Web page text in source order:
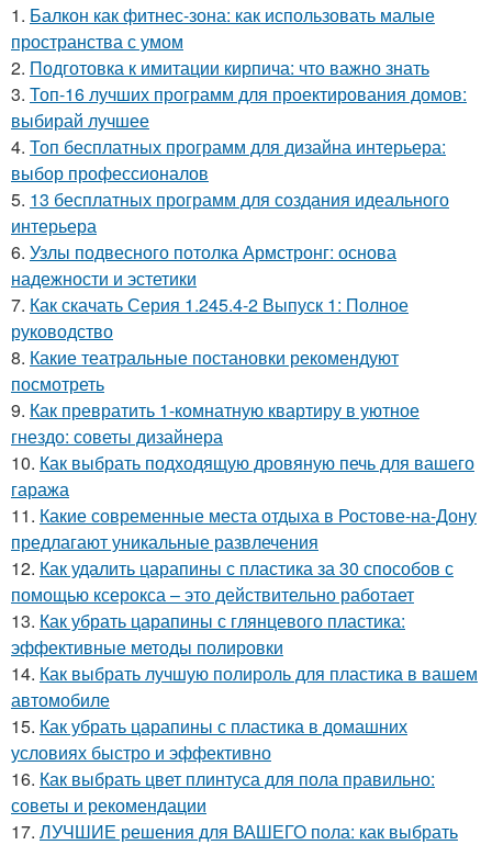
1. Балкон как фитнес-зона: как использовать малые
пространства с умом
2. Подготовка к имитации кирпича: что важно знать
3. Топ-16 лучших программ для проектирования домов:
выбирай лучшее
4. Топ бесплатных программ для дизайна интерьера:
выбор профессионалов
5. 13 бесплатных программ для создания идеального
интерьера
6. Узлы подвесного потолка Армстронг: основа
надежности и эстетики
7. Как скачать Серия 1.245.4-2 Выпуск 1: Полное
руководство
8. Какие театральные постановки рекомендуют
посмотреть
9. Как превратить 1-комнатную квартиру в уютное
гнездо: советы дизайнера
10. Как выбрать подходящую дровяную печь для вашего
гаража
11. Какие современные места отдыха в Ростове-на-Дону
предлагают уникальные развлечения
12. Как удалить царапины с пластика за 30 способов с
помощью ксерокса – это действительно работает
13. Как убрать царапины с глянцевого пластика:
эффективные методы полировки
14. Как выбрать лучшую полироль для пластика в вашем
автомобиле
15. Как убрать царапины с пластика в домашних
условиях быстро и эффективно
16. Как выбрать цвет плинтуса для пола правильно:
советы и рекомендации
17. ЛУЧШИЕ решения для ВАШЕГО пола: как выбрать